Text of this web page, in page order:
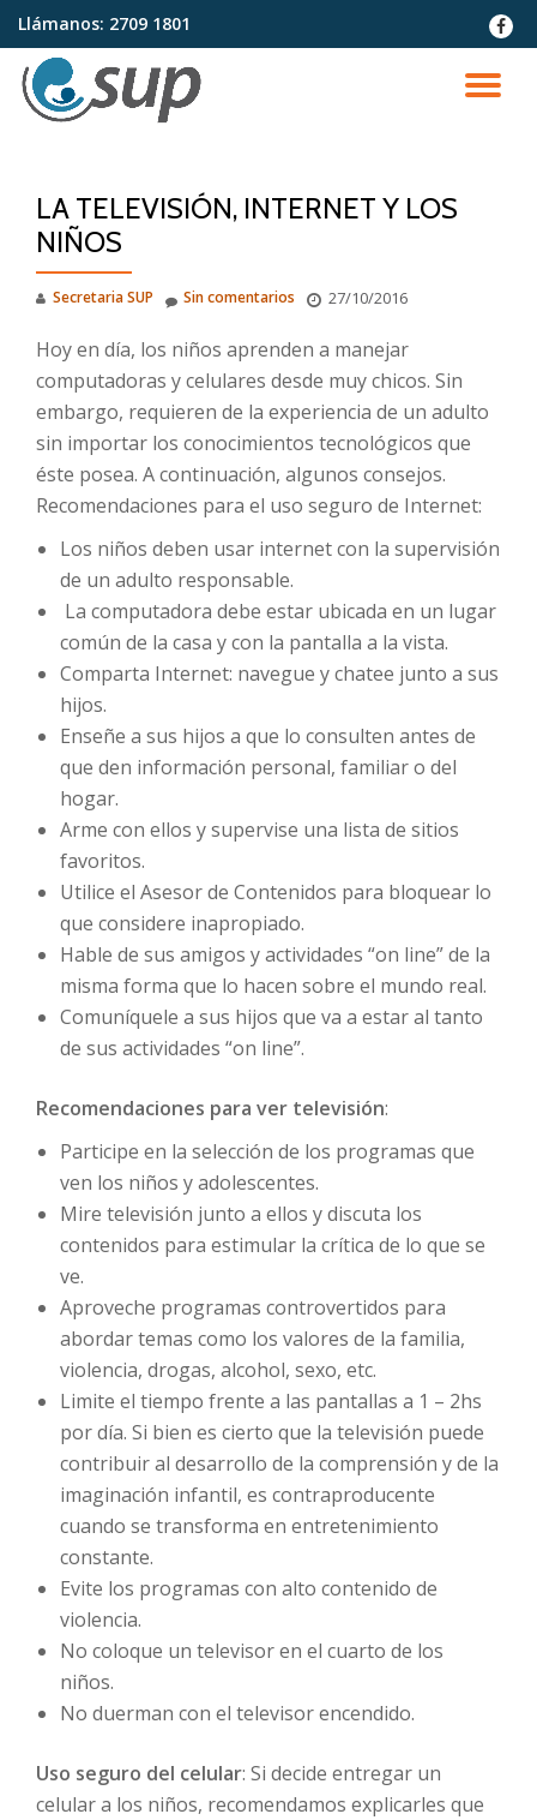
Saltar
contenido
Llámanos: 2709 1801
fa-
LA TELEVISIÓN, INTERNET Y LOS
NIÑOS
Secretaria SUP 27/10/2016
Sin comentarios
Hoy en día, los niños aprenden a manejar
computadoras y celulares desde muy chicos. Sin
embargo, requieren de la experiencia de un adulto
sin importar los conocimientos tecnológicos que
éste posea. A continuación, algunos consejos.
Recomendaciones para el uso seguro de Internet:
Los niños deben usar internet con la supervisión
de un adulto responsable.
La computadora debe estar ubicada en un lugar
común de la casa y con la pantalla a la vista.
Comparta Internet: navegue y chatee junto a sus
hijos.
Enseñe a sus hijos a que lo consulten antes de
que den información personal, familiar o del
hogar.
Arme con ellos y supervise una lista de sitios
favoritos.
Utilice el Asesor de Contenidos para bloquear lo
que considere inapropiado.
Hable de sus amigos y actividades “on line” de la
misma forma que lo hacen sobre el mundo real.
Comuníquele a sus hijos que va a estar al tanto
de sus actividades “on line”.
Recomendaciones para ver televisión:
Participe en la selección de los programas que
ven los niños y adolescentes.
Mire televisión junto a ellos y discuta los
contenidos para estimular la crítica de lo que se
ve.
Aproveche programas controvertidos para
abordar temas como los valores de la familia,
violencia, drogas, alcohol, sexo, etc.
Limite el tiempo frente a las pantallas a 1 – 2hs
por día. Si bien es cierto que la televisión puede
contribuir al desarrollo de la comprensión y de la
imaginación infantil, es contraproducente
cuando se transforma en entretenimiento
constante.
Evite los programas con alto contenido de
violencia.
No coloque un televisor en el cuarto de los
niños.
No duerman con el televisor encendido.
Uso seguro del celular: Si decide entregar un
celular a los niños, recomendamos explicarles que